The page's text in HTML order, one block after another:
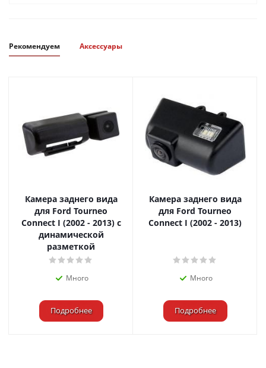
Рекомендуем Аксессуары
Камера заднего вида
для Ford Tourneo
Connect I (2002 - 2013) с
динамической
разметкой
Много
Подробнее
Камера заднего вида
для Ford Tourneo
Connect I (2002 - 2013)
Много
Подробнее